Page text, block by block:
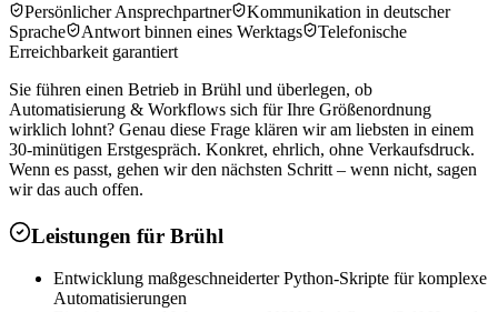
Persönlicher Ansprechpartner
Kommunikation in deutscher
Sprache
Antwort binnen eines Werktags
Telefonische
Erreichbarkeit garantiert
Sie führen einen Betrieb in Brühl und überlegen, ob
Automatisierung & Workflows sich für Ihre Größenordnung
wirklich lohnt? Genau diese Frage klären wir am liebsten in einem
30-minütigen Erstgespräch. Konkret, ehrlich, ohne Verkaufsdruck.
Wenn es passt, gehen wir den nächsten Schritt – wenn nicht, sagen
wir das auch offen.
Leistungen für Brühl
Entwicklung maßgeschneiderter Python-Skripte für komplexe
Automatisierungen